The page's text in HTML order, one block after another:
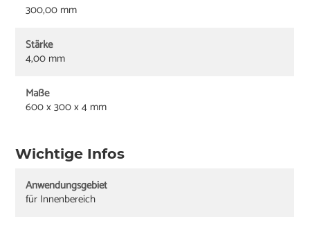
300,00 mm
Stärke
4,00 mm
Maße
600 x 300 x 4 mm
Wichtige Infos
Anwendungsgebiet
für Innenbereich